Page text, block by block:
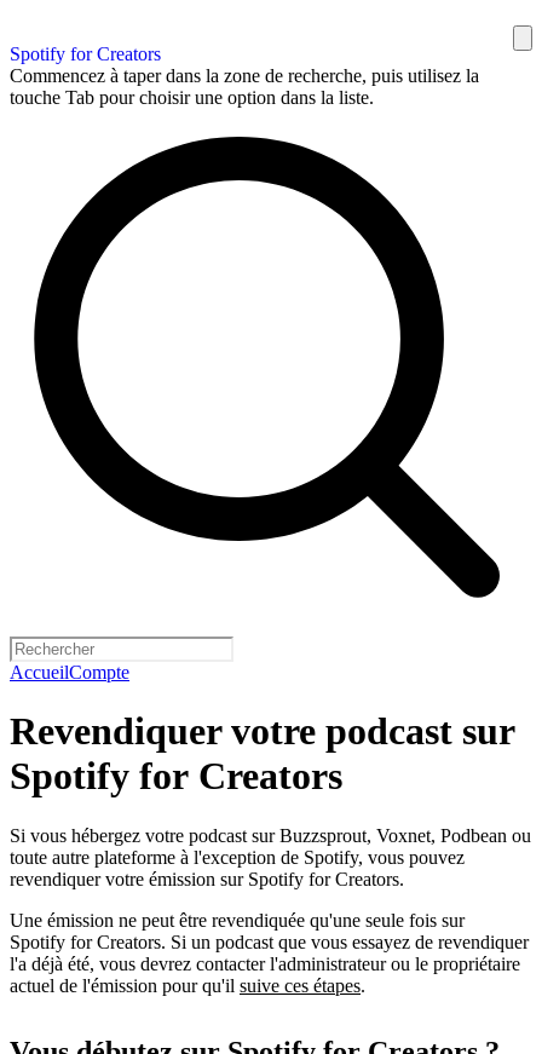
Spotify for Creators
Commencez à taper dans la zone de recherche, puis utilisez la
touche Tab pour choisir une option dans la liste.
AccueilCompte
Revendiquer votre podcast sur
Spotify for Creators
Si vous hébergez votre podcast sur Buzzsprout, Voxnet, Podbean ou
toute autre plateforme à l'exception de Spotify, vous pouvez
revendiquer votre émission sur Spotify for Creators.
Une émission ne peut être revendiquée qu'une seule fois sur
Spotify for Creators. Si un podcast que vous essayez de revendiquer
l'a déjà été, vous devrez contacter l'administrateur ou le propriétaire
actuel de l'émission pour qu'il suive ces étapes.